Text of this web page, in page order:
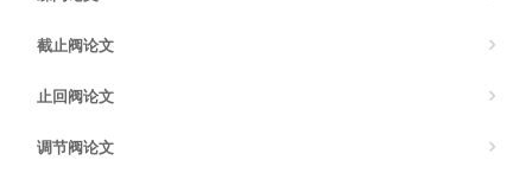
截止阀论文
止回阀论文
调节阀论文